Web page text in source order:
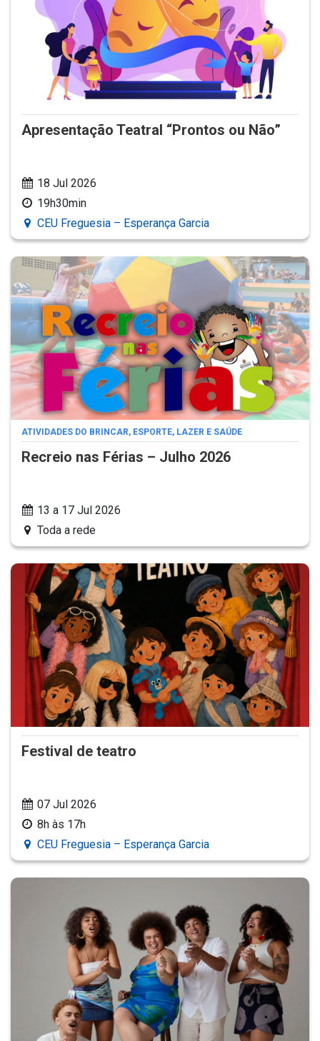
Apresentação Teatral “Prontos ou Não”
18 Jul 2026
19h30min
CEU Freguesia – Esperança Garcia
ATIVIDADES DO BRINCAR, ESPORTE, LAZER E SAÚDE
Recreio nas Férias – Julho 2026
13 a 17 Jul 2026
Toda a rede
Festival de teatro
07 Jul 2026
8h às 17h
CEU Freguesia – Esperança Garcia